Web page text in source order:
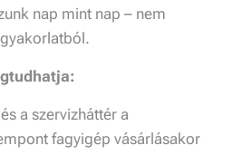
nap mint nap – nem
a szervizháttér a
fagyigép vásárlásakor